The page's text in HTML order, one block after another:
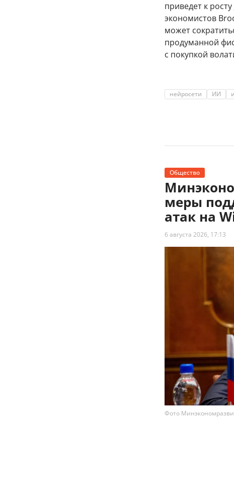
приведет к
экономистов
может
продуманной
с покупкой
нейросети ИИ
Общество
меры
атак на
6 августа 2026, 17:13
Фото